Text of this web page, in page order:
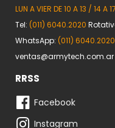
LUN A VIER DE 10 A 13 / 14 A
Tel: (011) 6040.2020
WhatsApp: (011) 6040.2020
ventas@armytech.com.ar
RRSS
Facebook
Instagram